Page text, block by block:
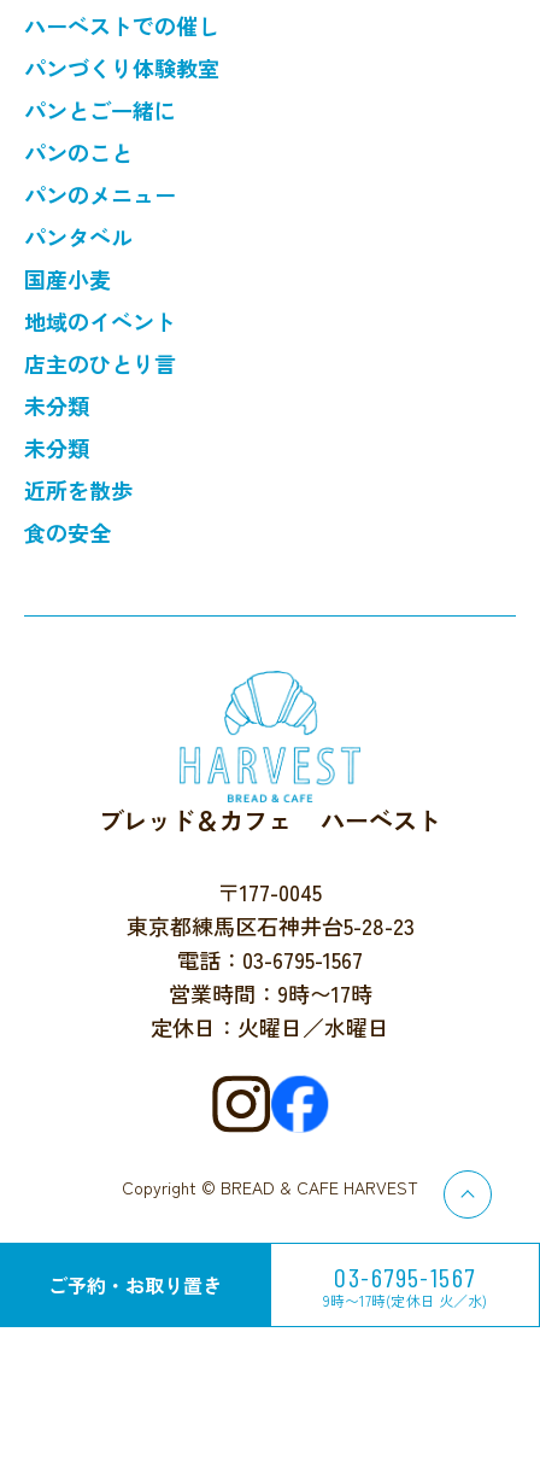
ご予約・お取り置き 03-6795-1567
9時〜17時(定休日 火／水)
ハーベストでの催し
パンづくり体験教室
パンとご一緒に
パンのこと
パンのメニュー
パンタベル
国産小麦
地域のイベント
店主のひとり言
未分類
未分類
近所を散歩
食の安全
ブレッド＆カフェ ハーベスト
〒177-0045
東京都練馬区石神井台5-28-23
電話：03-6795-1567
営業時間：9時〜17時
定休日：火曜日／水曜日
Copyright © BREAD & CAFE HARVEST